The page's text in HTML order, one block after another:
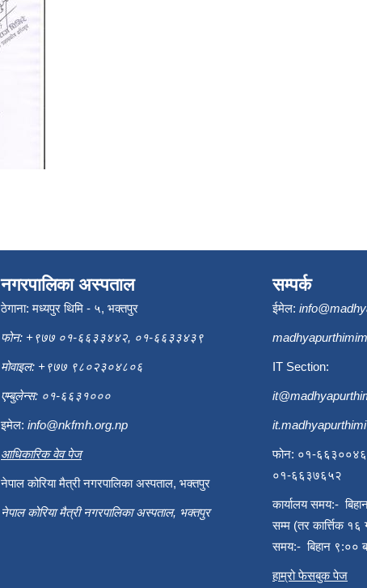
नगरपालिका अस्पताल
ठेगाना: मध्यपुर थिमि - ५, भक्तपुर
फोन: +९७७ ०१-६६३३४४२, ०१-६६३३४३९
मोवाइल: +९७७ ९८०२३०४८०६
एम्बुलेन्स: ०१-६६३१०००
इमेल: info@nkfmh.org.np
आधिकारिक वेव पेज
नेपाल कोरिया मैत्री नगरपालिका अस्पताल, भक्तपुर
नेपाल कोरिया मैत्री नगरपालिका अस्पताल, भक्तपुर
सम्पर्क
ईमेल:
IT Section:
फोन: ०१-
०१-६६३७६५२
कार्यालय समय:-
सम्म (तर कार्त्तिक
समय:- बिहान ९:००
हाम्रो फेसबुक पेज